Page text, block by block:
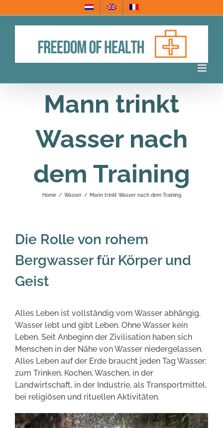
to
Mann trinkt
Wasser nach
dem Training
Home / Wasser / Mann trinkt Wasser nach dem Training
Die Rolle von rohem
Bergwasser für Körper und
Geist
Alles Leben ist vollständig vom Wasser abhängig.
Wasser lebt und gibt Leben. Ohne Wasser kein
Leben. Seit Anbeginn der Zivilisation haben sich
Menschen in der Nähe von Wasser niedergelassen.
Alles Leben auf der Erde braucht jeden Tag Wasser:
zum Trinken, Kochen, Waschen, in der
Landwirtschaft, in der Industrie, als Transportmittel,
bei religiösen und rituellen Aktivitäten.